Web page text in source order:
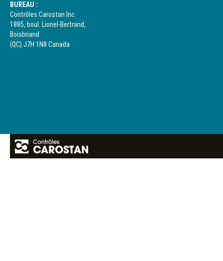
BUREAU :
Contrôles Carostan Inc.
1885, boul. Lionel-Bertrand,
Boisbriand
(QC) J7H 1N8 Canada